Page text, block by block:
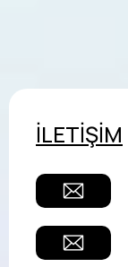
İLETİŞİM